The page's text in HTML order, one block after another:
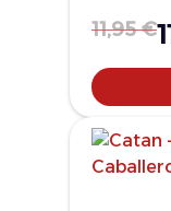
11,95€